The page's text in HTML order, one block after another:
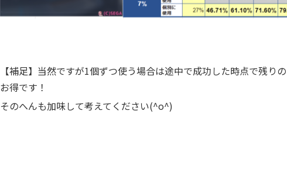
【補足】当然ですが1個ずつ使う場合は途中で成功した時点で残り
お得です！
そのへんも加味して考えてください(^o^)